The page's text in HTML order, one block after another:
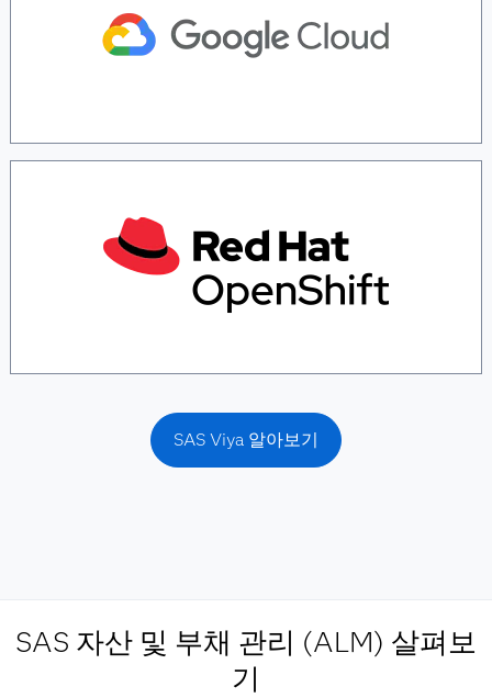
SAS Viya 알아보기
SAS 자산 및 부채 관리 (ALM) 살펴보
기